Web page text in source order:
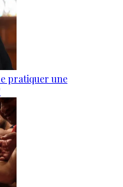
pratiquer une